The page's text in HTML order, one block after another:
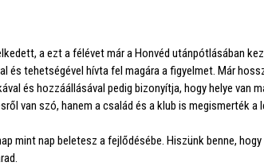
a ezt a félévet már a Honvéd utánpótlásában
tehetségével hívta fel magára a figyelmet. Már
és hozzáállásával pedig bizonyítja, hogy helye
van szó, hanem a család és a klub is megismerték
mint nap beletesz a fejlődésébe. Hiszünk benne,